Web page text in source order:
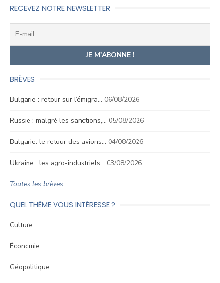
RECEVEZ NOTRE NEWSLETTER
BRÈVES
Bulgarie : retour sur l’émigra… 06/08/2026
Russie : malgré les sanctions,… 05/08/2026
Bulgarie: le retour des avions… 04/08/2026
Ukraine : les agro-industriels… 03/08/2026
Toutes les brèves
QUEL THÈME VOUS INTÉRESSE ?
Culture
Économie
Géopolitique